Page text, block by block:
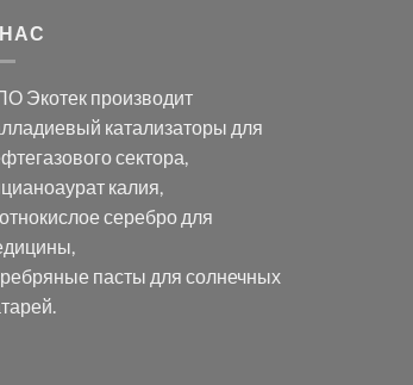
Экотек производит
катализаторы для
сектора,
калия,
серебродля
пасты для солнечных